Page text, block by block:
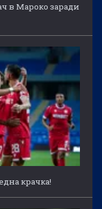
в Мароко заради
крачка!